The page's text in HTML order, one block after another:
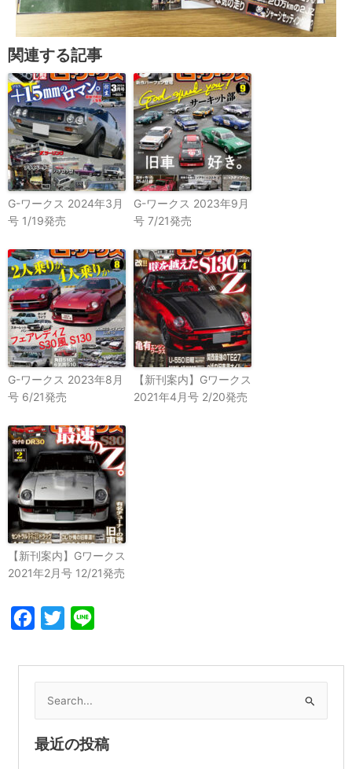
関連する記事
G-ワークス 2024年3月
号 1/19発売
G-ワークス 2023年9月
号 7/21発売
G-ワークス 2023年8月
号 6/21発売
【新刊案内】Gワークス
2021年4月号 2/20発売
【新刊案内】Gワークス
2021年2月号 12/21発売
Facebook
Twitter
索
対
象:
最近の投稿